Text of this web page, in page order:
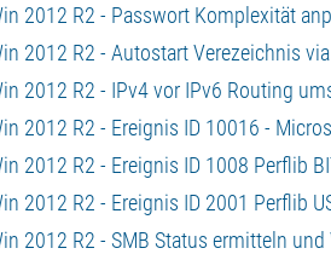
2012 R2 - Passwort Komplexität
2012 R2 - Autostart Verezeichnis
2012 R2 - IPv4 vor IPv6 Routing
2012 R2 - Ereignis ID 10016 -
2012 R2 - Ereignis ID 1008 Perflib
2012 R2 - Ereignis ID 2001 Perflib
2012 R2 - SMB Status ermitteln